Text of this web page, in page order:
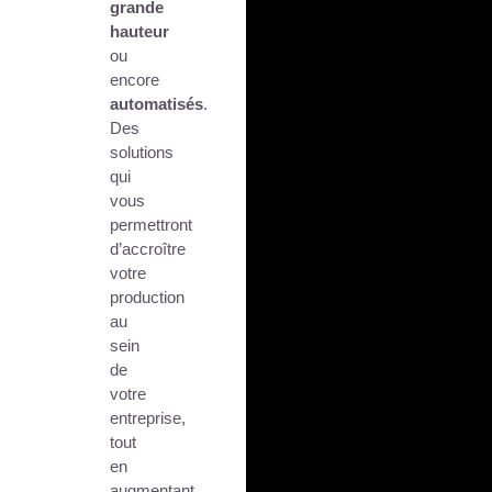
grande
hauteur
ou
encore
automatisés.
Des
solutions
qui
vous
permettront
d’accroître
votre
production
au
sein
de
votre
entreprise,
tout
en